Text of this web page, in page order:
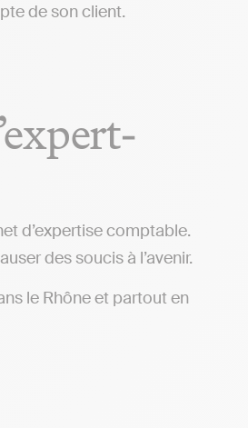
de son client.
d’expertise comptable.
des soucis à l’avenir.
le Rhône et partout en